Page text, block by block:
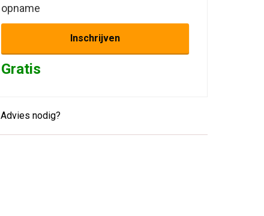
opname
Inschrijven
Gratis
Advies nodig?